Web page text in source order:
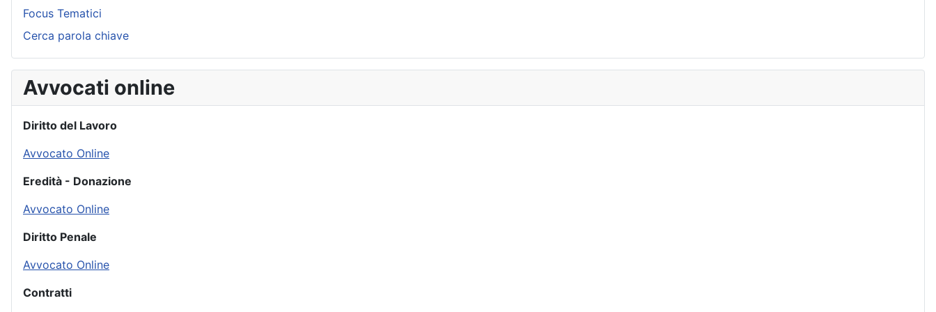
Focus Tematici
Cerca parola chiave
Avvocati online
Diritto del Lavoro
Avvocato Online
Eredità - Donazione
Avvocato Online
Diritto Penale
Avvocato Online
Contratti